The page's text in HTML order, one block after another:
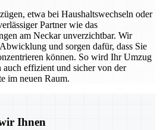
etwa bei Haushaltswechseln oder
Partner wie das
am Neckar unverzichtbar. Wir
und sorgen dafür, dass Sie
können. So wird Ihr Umzug
auch effizient und sicher von der
im neuen Raum.
Ihnen